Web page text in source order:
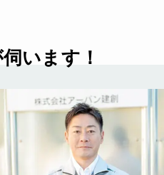
います！